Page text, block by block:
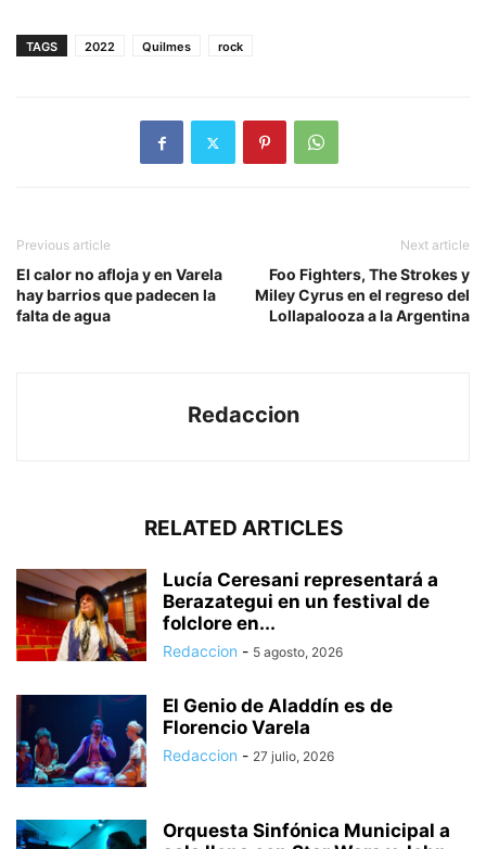
TAGS 2022 Quilmes rock
Previous article
El calor no afloja y en Varela
hay barrios que padecen la
falta de agua
Next article
Foo Fighters, The Strokes y
Miley Cyrus en el regreso del
Lollapalooza a la Argentina
Redaccion
RELATED ARTICLES
Lucía Ceresani representará a
Berazategui en un festival de
folclore en...
Redaccion - 5 agosto, 2026
El Genio de Aladdín es de
Florencio Varela
Redaccion - 27 julio, 2026
Orquesta Sinfónica Municipal a